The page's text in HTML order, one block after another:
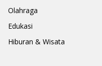
Olahraga
Edukasi
Hiburan & Wisata